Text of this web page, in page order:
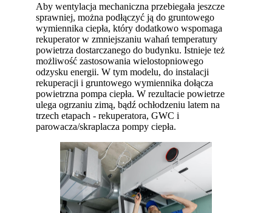
Aby wentylacja mechaniczna przebiegała jeszcze
sprawniej, można podłączyć ją do gruntowego
wymiennika ciepła, który dodatkowo wspomaga
rekuperator w zmniejszaniu wahań temperatury
powietrza dostarczanego do budynku. Istnieje też
możliwość zastosowania wielostopniowego
odzysku energii. W tym modelu, do instalacji
rekuperacji i gruntowego wymiennika dołącza
powietrzna pompa ciepła. W rezultacie powietrze
ulega ogrzaniu zimą, bądź ochłodzeniu latem na
trzech etapach - rekuperatora, GWC i
parowacza/skraplacza pompy ciepła.